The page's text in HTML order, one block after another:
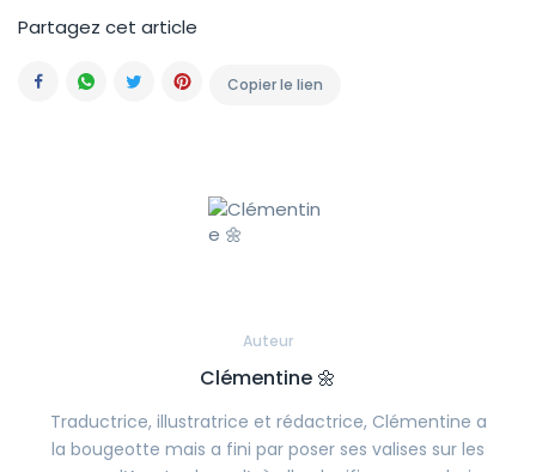
Partagez cet article
FacebookWhatsapp
TwitterPinterestCopier le lien
Auteur
Clémentine 🌼
Traductrice, illustratrice et rédactrice, Clémentine a
la bougeotte mais a fini par poser ses valises sur les